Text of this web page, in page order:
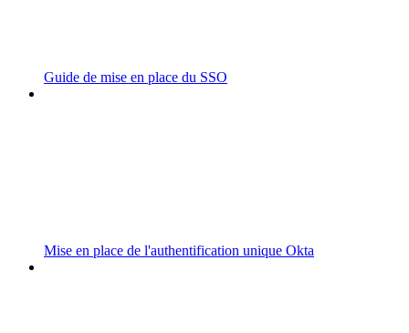
Guide de mise en place du SSO
Mise en place de l'authentification unique Okta